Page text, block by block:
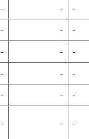
- - -
- - -
- - -
- - -
- - -
- - -